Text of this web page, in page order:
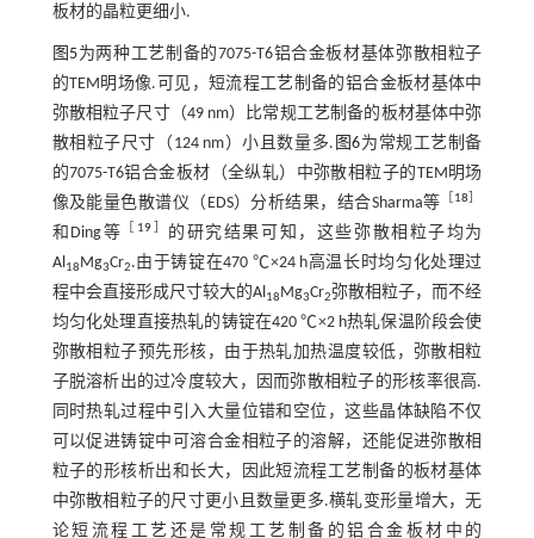
板材的晶粒更细小.
图5为两种工艺制备的7075-T6铝合金板材基体弥散相粒子
的TEM明场像.可见，短流程工艺制备的铝合金板材基体中
弥散相粒子尺寸（49 nm）比常规工艺制备的板材基体中弥
散相粒子尺寸（124 nm）小且数量多. 图6为常规工艺制备
的7075-T6铝合金板材（全纵轧）中弥散相粒子的TEM明场
像及能量色散谱仪（EDS）分析结果，结合Sharma等
18
和Ding等 19］
的研究结果可知，这些弥散相粒子均为
Al18Mg3Cr2.由于铸锭在470 ℃×24 h高温长时均匀化处理过
程中会直接形成尺寸较大的Al18Mg3Cr2弥散相粒子，而不经
均匀化处理直接热轧的铸锭在420 ℃×2 h热轧保温阶段会使
弥散相粒子预先形核，由于热轧加热温度较低，弥散相粒
子脱溶析出的过冷度较大，因而弥散相粒子的形核率很高.
同时热轧过程中引入大量位错和空位，这些晶体缺陷不仅
可以促进铸锭中可溶合金相粒子的溶解，还能促进弥散相
粒子的形核析出和长大，因此短流程工艺制备的板材基体
中弥散相粒子的尺寸更小且数量更多.横轧变形量增大，无
论短流程工艺还是常规工艺制备的铝合金板材中的